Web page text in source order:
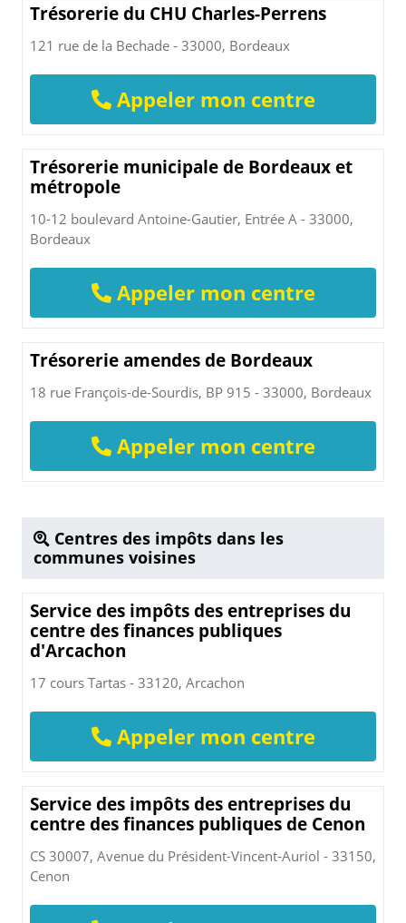
Trésorerie du CHU Charles-Perrens
121 rue de la Bechade - 33000, Bordeaux
Appeler mon centre
Trésorerie municipale de Bordeaux et
métropole
10-12 boulevard Antoine-Gautier, Entrée A - 33000,
Bordeaux
Appeler mon centre
Trésorerie amendes de Bordeaux
18 rue François-de-Sourdis, BP 915 - 33000, Bordeaux
Appeler mon centre
Centres des impôts dans les
communes voisines
Service des impôts des entreprises du
centre des finances publiques
d'Arcachon
17 cours Tartas - 33120, Arcachon
Appeler mon centre
Service des impôts des entreprises du
centre des finances publiques de Cenon
CS 30007, Avenue du Président-Vincent-Auriol - 33150,
Cenon